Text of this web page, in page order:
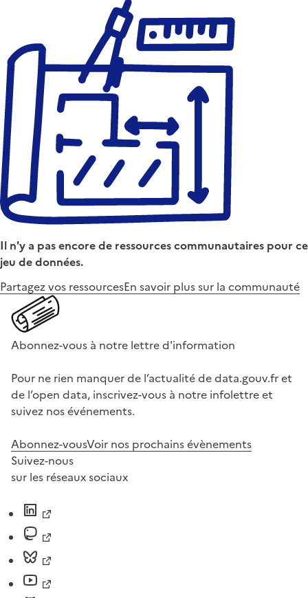
Il n'y a pas encore de ressources communautaires pour ce
jeu de données.
Partagez vos ressourcesEn savoir plus sur la communauté
Abonnez-vous à notre lettre d'information
Pour ne rien manquer de l’actualité de data.gouv.fr et
de l’open data, inscrivez-vous à notre infolettre et
suivez nos événements.
Abonnez-vousVoir nos prochains évènements
Suivez-nous
sur les réseaux sociaux